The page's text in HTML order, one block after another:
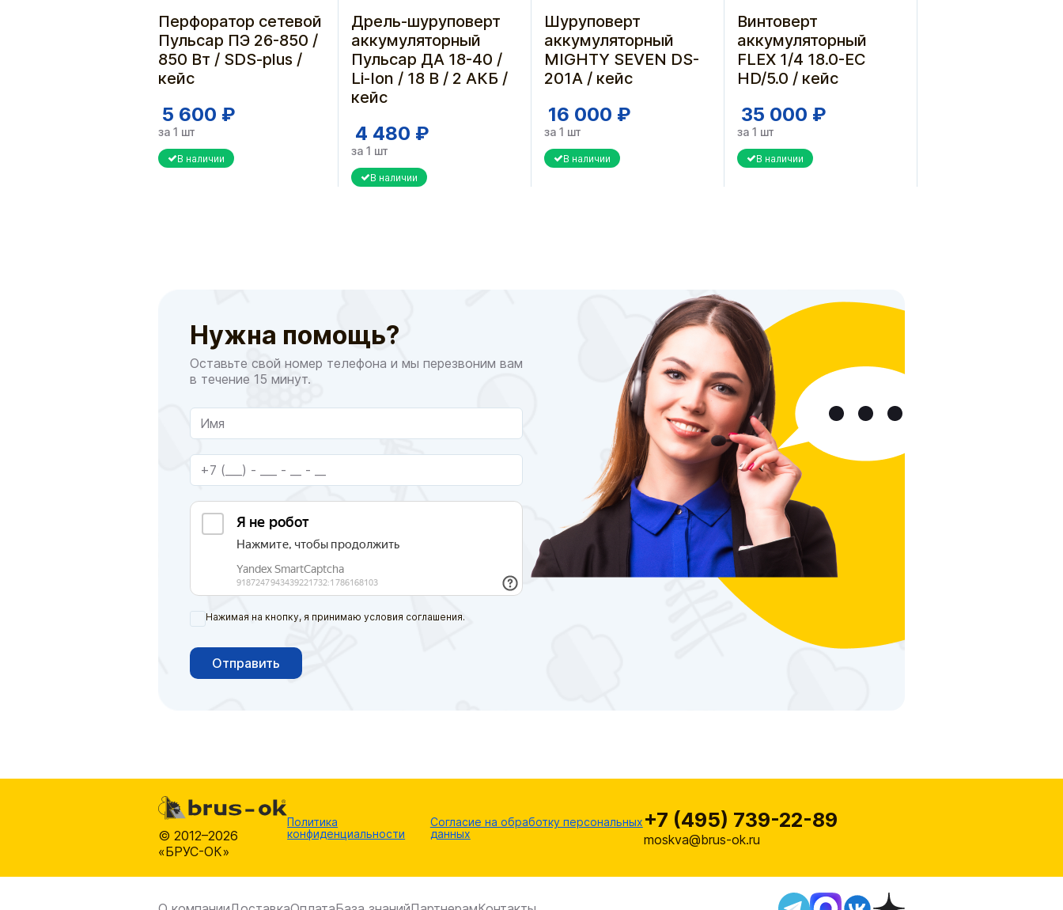
Перфоратор сетевой
Пульсар ПЭ 26-850 /
850 Вт / SDS-plus /
кейс
5 600 ₽
за 1 шт
В наличии
Дрель-шуруповерт
аккумуляторный
Пульсар ДА 18-40 /
Li-Ion / 18 B / 2 АКБ /
кейс
4 480 ₽
за 1 шт
В наличии
Шуруповерт
аккумуляторный
MIGHTY SEVEN DS-
201A / кейс
16 000 ₽
за 1 шт
В наличии
Винтоверт
аккумуляторный
FLEX 1/4 18.0-EC
HD/5.0 / кейс
35 000 ₽
за 1 шт
В наличии
Нужна помощь?
Оставьте свой номер телефона и мы перезвоним вам
в течение 15 минут.
Нажимая на кнопку, я принимаю условия соглашения.
Отправить
© 2012–2026
«БРУС-ОК»
Политика
конфиденциальности
Согласие на обработку персональных
данных
+7 (495) 739-22-89
moskva@brus-ok.ru